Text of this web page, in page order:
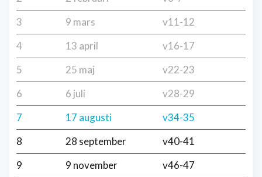
3
9 mars
v11-12
4
13 april
v16-17
5
25 maj
v22-23
6
6 juli
v28-29
7
17 augusti
v34-35
8
28 september
v40-41
9
9 november v46-47